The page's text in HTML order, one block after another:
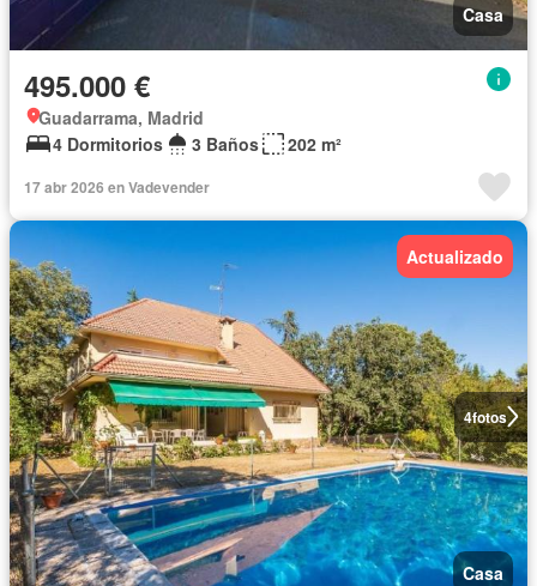
Casa
495.000 €
Guadarrama, Madrid
4 Dormitorios
3 Baños 202 m²
17 abr 2026 en Vadevender
4fotos
Actualizado
Casa